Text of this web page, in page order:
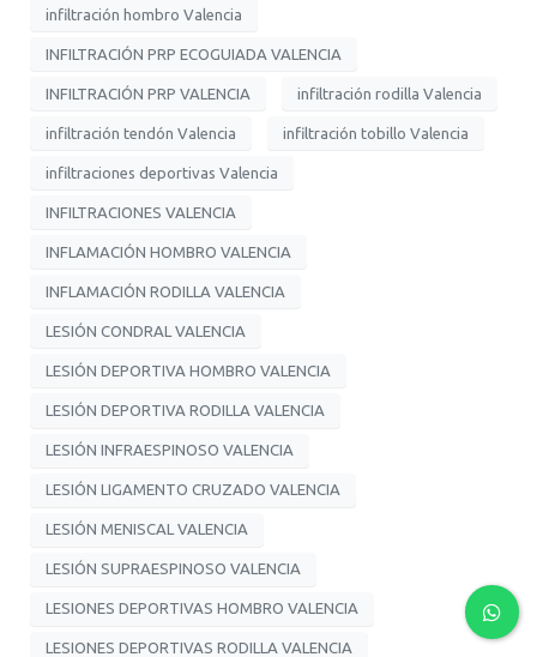
infiltración hombro Valencia
INFILTRACIÓN PRP ECOGUIADA VALENCIA
INFILTRACIÓN PRP VALENCIA infiltración rodilla Valencia
infiltración tendón Valencia infiltración tobillo Valencia
infiltraciones deportivas Valencia
INFILTRACIONES VALENCIA
INFLAMACIÓN HOMBRO VALENCIA
INFLAMACIÓN RODILLA VALENCIA
LESIÓN CONDRAL VALENCIA
LESIÓN DEPORTIVA HOMBRO VALENCIA
LESIÓN DEPORTIVA RODILLA VALENCIA
LESIÓN INFRAESPINOSO VALENCIA
LESIÓN LIGAMENTO CRUZADO VALENCIA
LESIÓN MENISCAL VALENCIA
LESIÓN SUPRAESPINOSO VALENCIA
LESIONES DEPORTIVAS HOMBRO VALENCIA
LESIONES DEPORTIVAS RODILLA VALENCIA